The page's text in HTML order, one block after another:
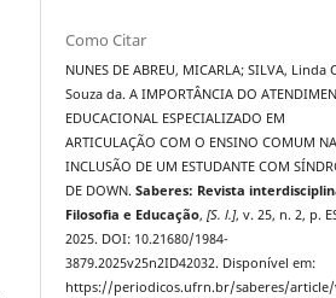
Como Citar
NUNES DE ABREU, MICARLA; SILVA, Linda
Souza da. A IMPORTÂNCIA DO
EDUCACIONAL ESPECIALIZADO EM
ARTICULAÇÃO COM O ENSINO COMUM NA
INCLUSÃO DE UM ESTUDANTE COM
DE DOWN.Saberes: Revista
Filosofia e Educação,[S. l.], v. 25, n. 2, p.
2025. DOI: 10.21680/1984-
3879.2025v25n2ID42032. Disponível em:
https://periodicos.ufrn.br/saberes/